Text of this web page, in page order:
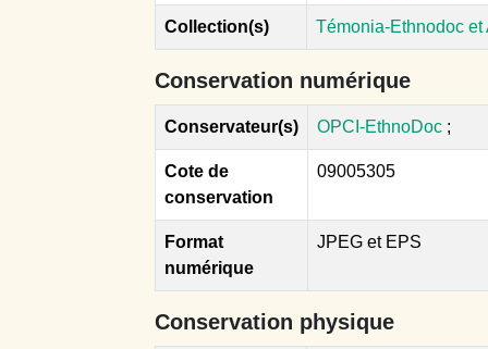
Collection(s) Témonia-Ethnodoc
Conservation numérique
Conservateur(s) OPCI-EthnoDoc ;
Cote de
conservation
09005305
Format
numérique
JPEG et EPS
Conservation physique